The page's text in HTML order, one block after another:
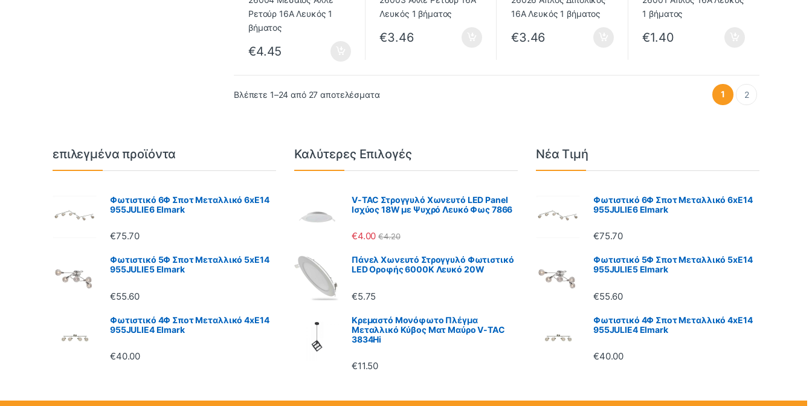
€4.45
€3.46 €3.46 €1.40
Βλέπετε 1–24 από 27 αποτελέσματα 1 2
Brands Carousel
επιλεγμένα προϊόντα
Φωτιστικό 6Φ Σποτ Μεταλλικό 6xE14
955JULIE6 Elmark
€75.70
Φωτιστικό 5Φ Σποτ Μεταλλικό 5xE14
955JULIE5 Elmark
€55.60
Φωτιστικό 4Φ Σποτ Μεταλλικό 4xE14
955JULIE4 Elmark
€40.00
Καλύτερες Επιλογές
V-TAC Στρογγυλό Χωνευτό LED Panel
Ισχύος 18W με Ψυχρό Λευκό Φως 7866
€4.00 €4.20
Πάνελ Χωνευτό Στρογγυλό Φωτιστικό
LED Οροφής 6000K Λευκό 20W
€5.75
Κρεμαστό Μονόφωτο Πλέγμα
Μεταλλικό Κύβος Ματ Μαύρο V-TAC
3834Hi
€11.50
Νέα Τιμή
Φωτιστικό 6Φ Σποτ Μεταλλικό 6xE14
955JULIE6 Elmark
€75.70
Φωτιστικό 5Φ Σποτ Μεταλλικό 5xE14
955JULIE5 Elmark
€55.60
Φωτιστικό 4Φ Σποτ Μεταλλικό 4xE14
955JULIE4 Elmark
€40.00